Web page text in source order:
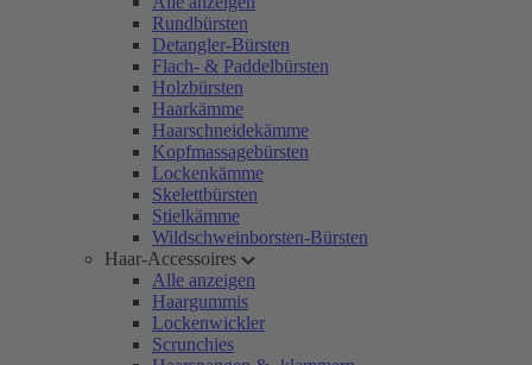
Rundbürsten
Detangler-Bürsten
Flach- & Paddelbürsten
Holzbürsten
Haarkämme
Haarschneidekämme
Kopfmassagebürsten
Lockenkämme
Skelettbürsten
Stielkämme
Wildschweinborsten-Bürsten
Haar-Accessoires
Alle anzeigen
Haargummis
Lockenwickler
Scrunchies